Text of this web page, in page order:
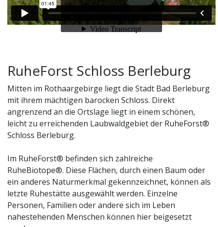
RuheForst Schloss Berleburg
Mitten im Rothaargebirge liegt die Stadt Bad Berleburg
mit ihrem mächtigen barocken Schloss. Direkt
angrenzend an die Ortslage liegt in einem schönen,
leicht zu erreichenden Laubwaldgebiet der RuheForst®
Schloss Berleburg.
Im RuheForst® befinden sich zahlreiche
RuheBiotope®. Diese Flächen, durch einen Baum oder
ein anderes Naturmerkmal gekennzeichnet, können als
letzte Ruhestätte ausgewählt werden. Einzelne
Personen, Familien oder andere sich im Leben
nahestehenden Menschen können hier beigesetzt